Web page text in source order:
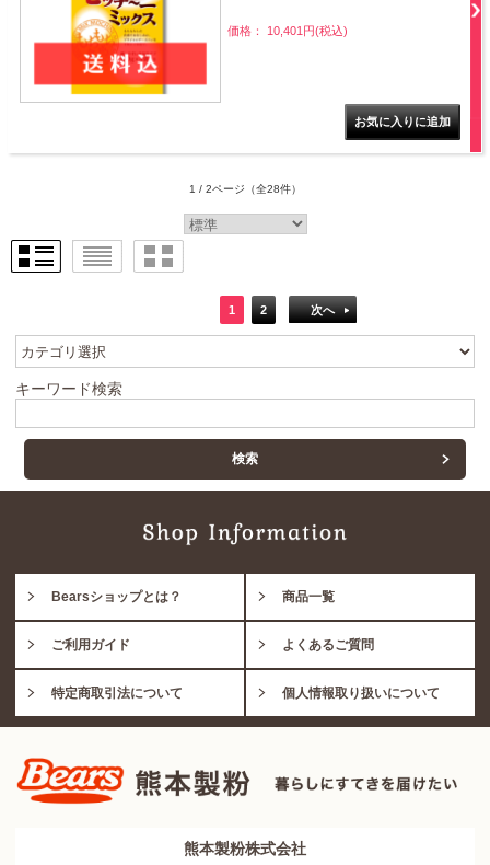
価格： 10,401円(税込)
1 / 2ページ （全28件）
1 2 次へ
キーワード検索
Bearsショップとは？ 商品一覧
ご利用ガイド よくあるご質問
特定商取引法について 個人情報取り扱いについて
熊本製粉株式会社